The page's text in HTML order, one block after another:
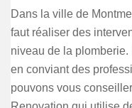
Dans la ville de
faut réaliser des
niveau de la
en conviant des
pouvons vous